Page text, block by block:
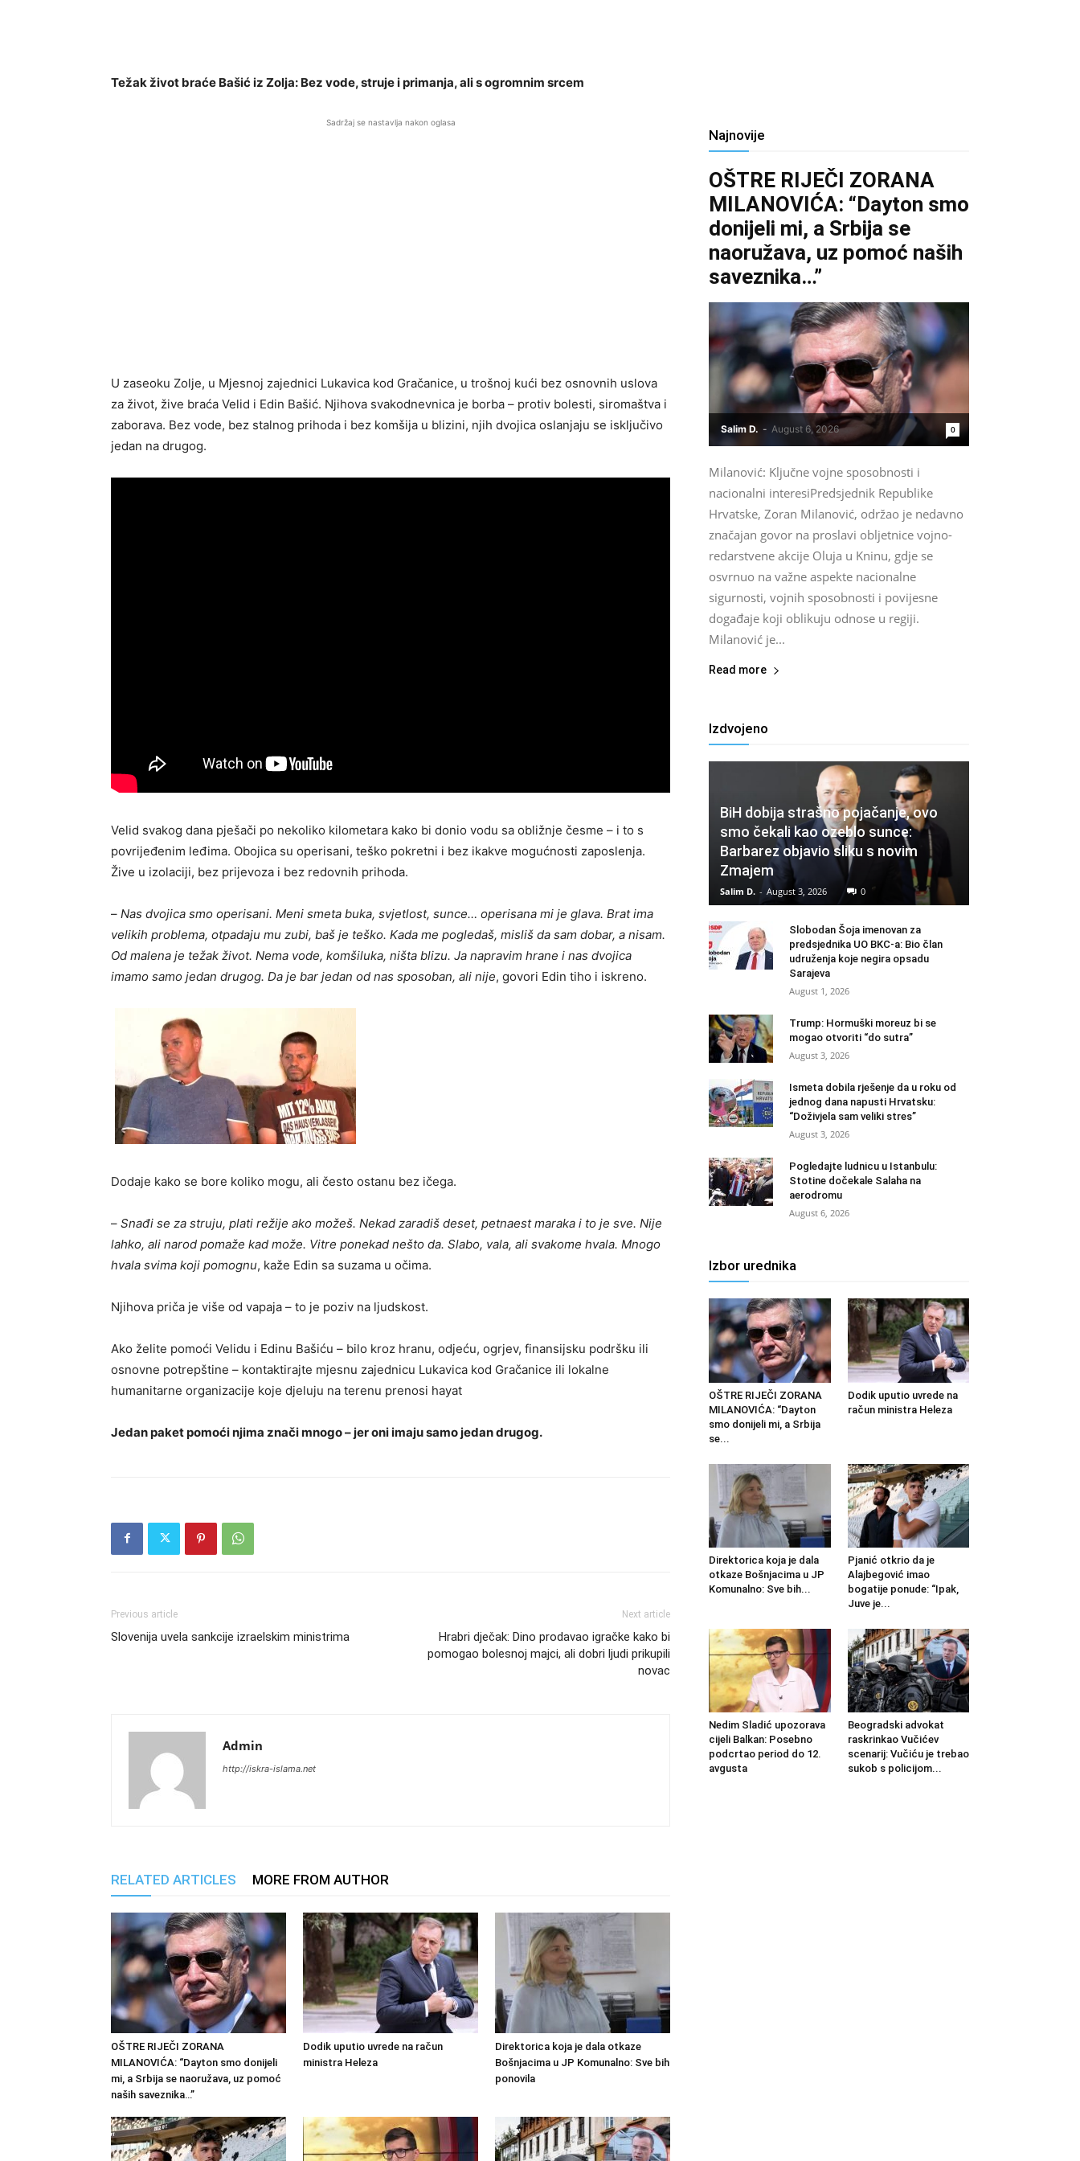
Težak život braće Bašić iz Zolja: Bez vode, struje i primanja, ali s ogromnim srcem
Sadržaj se nastavlja nakon oglasa
U zaseoku Zolje, u Mjesnoj zajednici Lukavica kod Gračanice, u trošnoj kući bez osnovnih uslova
za život, žive braća Velid i Edin Bašić. Njihova svakodnevnica je borba – protiv bolesti, siromaštva i
zaborava. Bez vode, bez stalnog prihoda i bez komšija u blizini, njih dvojica oslanjaju se isključivo
jedan na drugog.
Velid svakog dana pješači po nekoliko kilometara kako bi donio vodu sa obližnje česme – i to s
povrijeđenim leđima. Obojica su operisani, teško pokretni i bez ikakve mogućnosti zaposlenja.
Žive u izolaciji, bez prijevoza i bez redovnih prihoda.
– Nas dvojica smo operisani. Meni smeta buka, svjetlost, sunce… operisana mi je glava. Brat ima
velikih problema, otpadaju mu zubi, baš je teško. Kada me pogledaš, misliš da sam dobar, a nisam.
Od malena je težak život. Nema vode, komšiluka, ništa blizu. Ja napravim hrane i nas dvojica
imamo samo jedan drugog. Da je bar jedan od nas sposoban, ali nije, govori Edin tiho i iskreno.
Dodaje kako se bore koliko mogu, ali često ostanu bez ičega.
– Snađi se za struju, plati režije ako možeš. Nekad zaradiš deset, petnaest maraka i to je sve. Nije
lahko, ali narod pomaže kad može. Vitre ponekad nešto da. Slabo, vala, ali svakome hvala. Mnogo
hvala svima koji pomognu, kaže Edin sa suzama u očima.
Njihova priča je više od vapaja – to je poziv na ljudskost.
Ako želite pomoći Velidu i Edinu Bašiću – bilo kroz hranu, odjeću, ogrjev, finansijsku podršku ili
osnovne potrepštine – kontaktirajte mjesnu zajednicu Lukavica kod Gračanice ili lokalne
humanitarne organizacije koje djeluju na terenu prenosi hayat
Jedan paket pomoći njima znači mnogo – jer oni imaju samo jedan drugog.
Previous article
Slovenija uvela sankcije izraelskim ministrima
Next article
Hrabri dječak: Dino prodavao igračke kako bi
pomogao bolesnoj majci, ali dobri ljudi prikupili
novac
Admin
http://iskra-islama.net
RELATED ARTICLES MORE FROM AUTHOR
OŠTRE RIJEČI ZORANA
MILANOVIĆA: “Dayton smo donijeli
mi, a Srbija se naoružava, uz pomoć
naših saveznika…”
Dodik uputio uvrede na račun
ministra Heleza
Direktorica koja je dala otkaze
Bošnjacima u JP Komunalno: Sve bih
ponovila
Najnovije
OŠTRE RIJEČI ZORANA
MILANOVIĆA: “Dayton smo
donijeli mi, a Srbija se
naoružava, uz pomoć naših
saveznika…”
Salim D. - August 6, 2026 0
Milanović: Ključne vojne sposobnosti i
nacionalni interesiPredsjednik Republike
Hrvatske, Zoran Milanović, održao je nedavno
značajan govor na proslavi obljetnice vojno-
redarstvene akcije Oluja u Kninu, gdje se
osvrnuo na važne aspekte nacionalne
sigurnosti, vojnih sposobnosti i povijesne
događaje koji oblikuju odnose u regiji.
Milanović je...
Read more
Izdvojeno
BiH dobija strašno pojačanje, ovo
smo čekali kao ozeblo sunce:
Barbarez objavio sliku s novim
Zmajem
Salim D. - August 3, 2026 0
Slobodan Šoja imenovan za
predsjednika UO BKC-a: Bio član
udruženja koje negira opsadu
Sarajeva
August 1, 2026
Trump: Hormuški moreuz bi se
mogao otvoriti “do sutra”
August 3, 2026
Ismeta dobila rješenje da u roku od
jednog dana napusti Hrvatsku:
“Doživjela sam veliki stres”
August 3, 2026
Pogledajte ludnicu u Istanbulu:
Stotine dočekale Salaha na
aerodromu
August 6, 2026
Izbor urednika
OŠTRE RIJEČI ZORANA
MILANOVIĆA: “Dayton
smo donijeli mi, a Srbija
se...
Dodik uputio uvrede na
račun ministra Heleza
Direktorica koja je dala
otkaze Bošnjacima u JP
Komunalno: Sve bih...
Pjanić otkrio da je
Alajbegović imao
bogatije ponude: “Ipak,
Juve je...
Nedim Sladić upozorava
cijeli Balkan: Posebno
podcrtao period do 12.
avgusta
Beogradski advokat
raskrinkao Vučićev
scenarij: Vučiću je trebao
sukob s policijom...